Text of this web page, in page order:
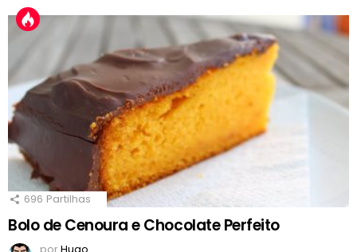
696 Partilhas
Bolo de Cenoura e Chocolate Perfeito